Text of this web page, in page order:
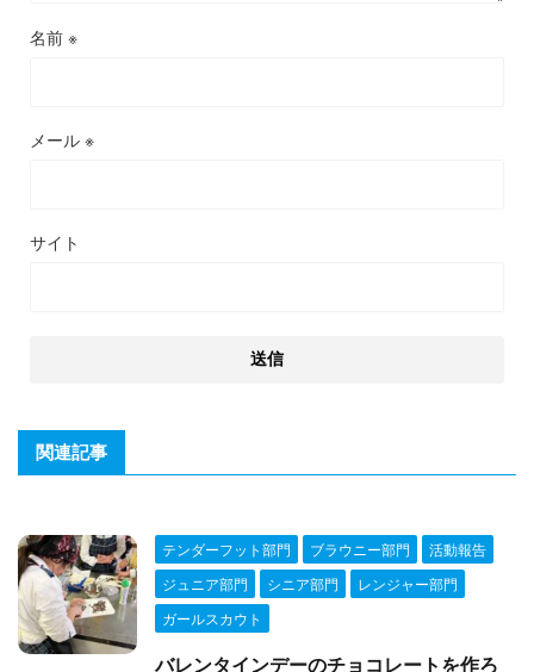
名前 ※
メール ※
サイト
関連記事
テンダーフット部門 ブラウニー部門
活動報告
ジュニア部門
シニア部門
レンジャー部門
ガールスカウト
バレンタインデーのチョコレートを作ろ